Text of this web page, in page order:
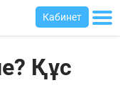
Кабинет
Құс